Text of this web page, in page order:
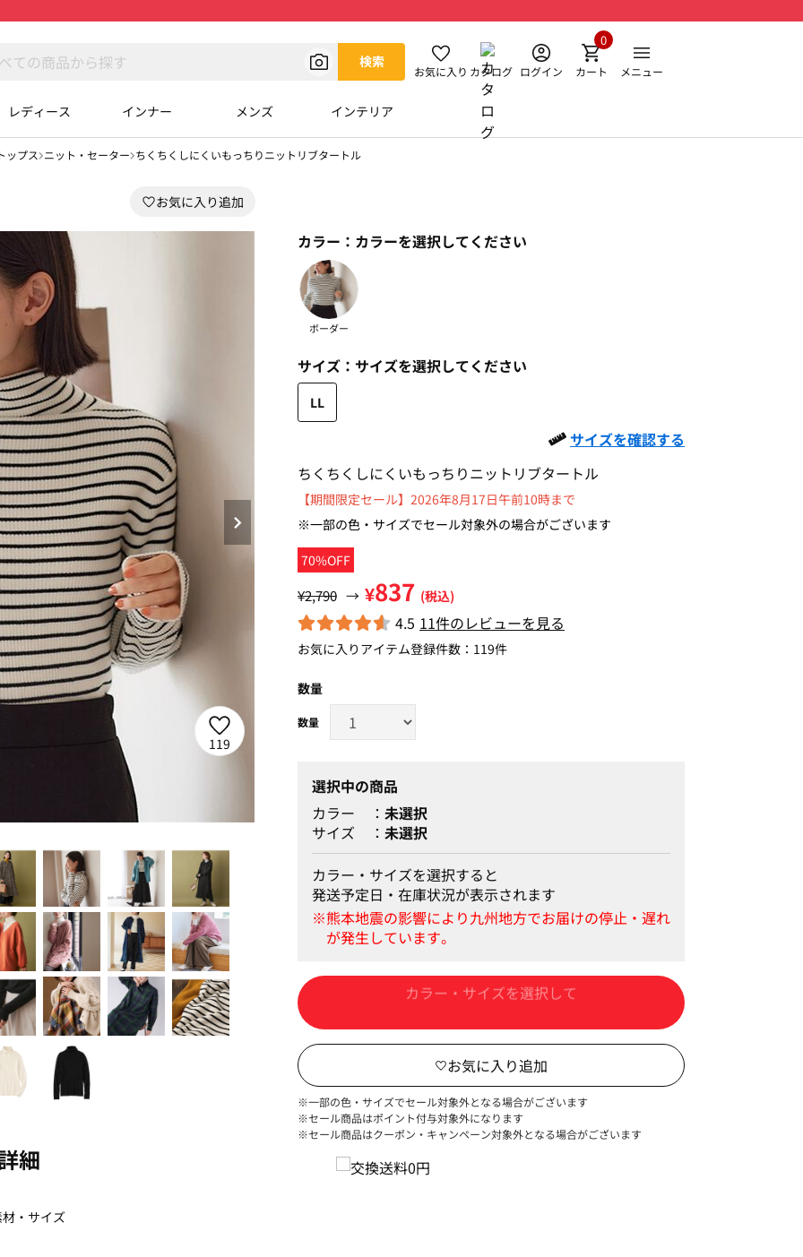
検索
お気に入り カタログ ログイン カート
0
メニュー
レディース インナー メンズ インテリア
ップス ニット・セーター ちくちくしにくいもっちりニットリブタートル
119
細
・サイズ
カラー： カラーを選択してください
ボーダー
サイズ： サイズを選択してください
LL
サイズを確認する
ちくちくしにくいもっちりニットリブタートル
70%OFF
【期間限定セール】2026年8月17日午前10時まで
※一部の色・サイズでセール対象外の場合がございます
¥2,790 → ¥837 (税込)
4.5 11件のレビューを見る
お気に入りアイテム登録件数： 119件
数量
選択中の商品
カラー
未選択
サイズ
未選択
カラー・サイズを選択すると
発送予定日・在庫状況が表示されます
カートに入れる
※一部の色・サイズでセール対象外となる場合がございます
※セール商品はポイント付与対象外になります
※セール商品はクーポン・キャンペーン対象外となる場合がございます